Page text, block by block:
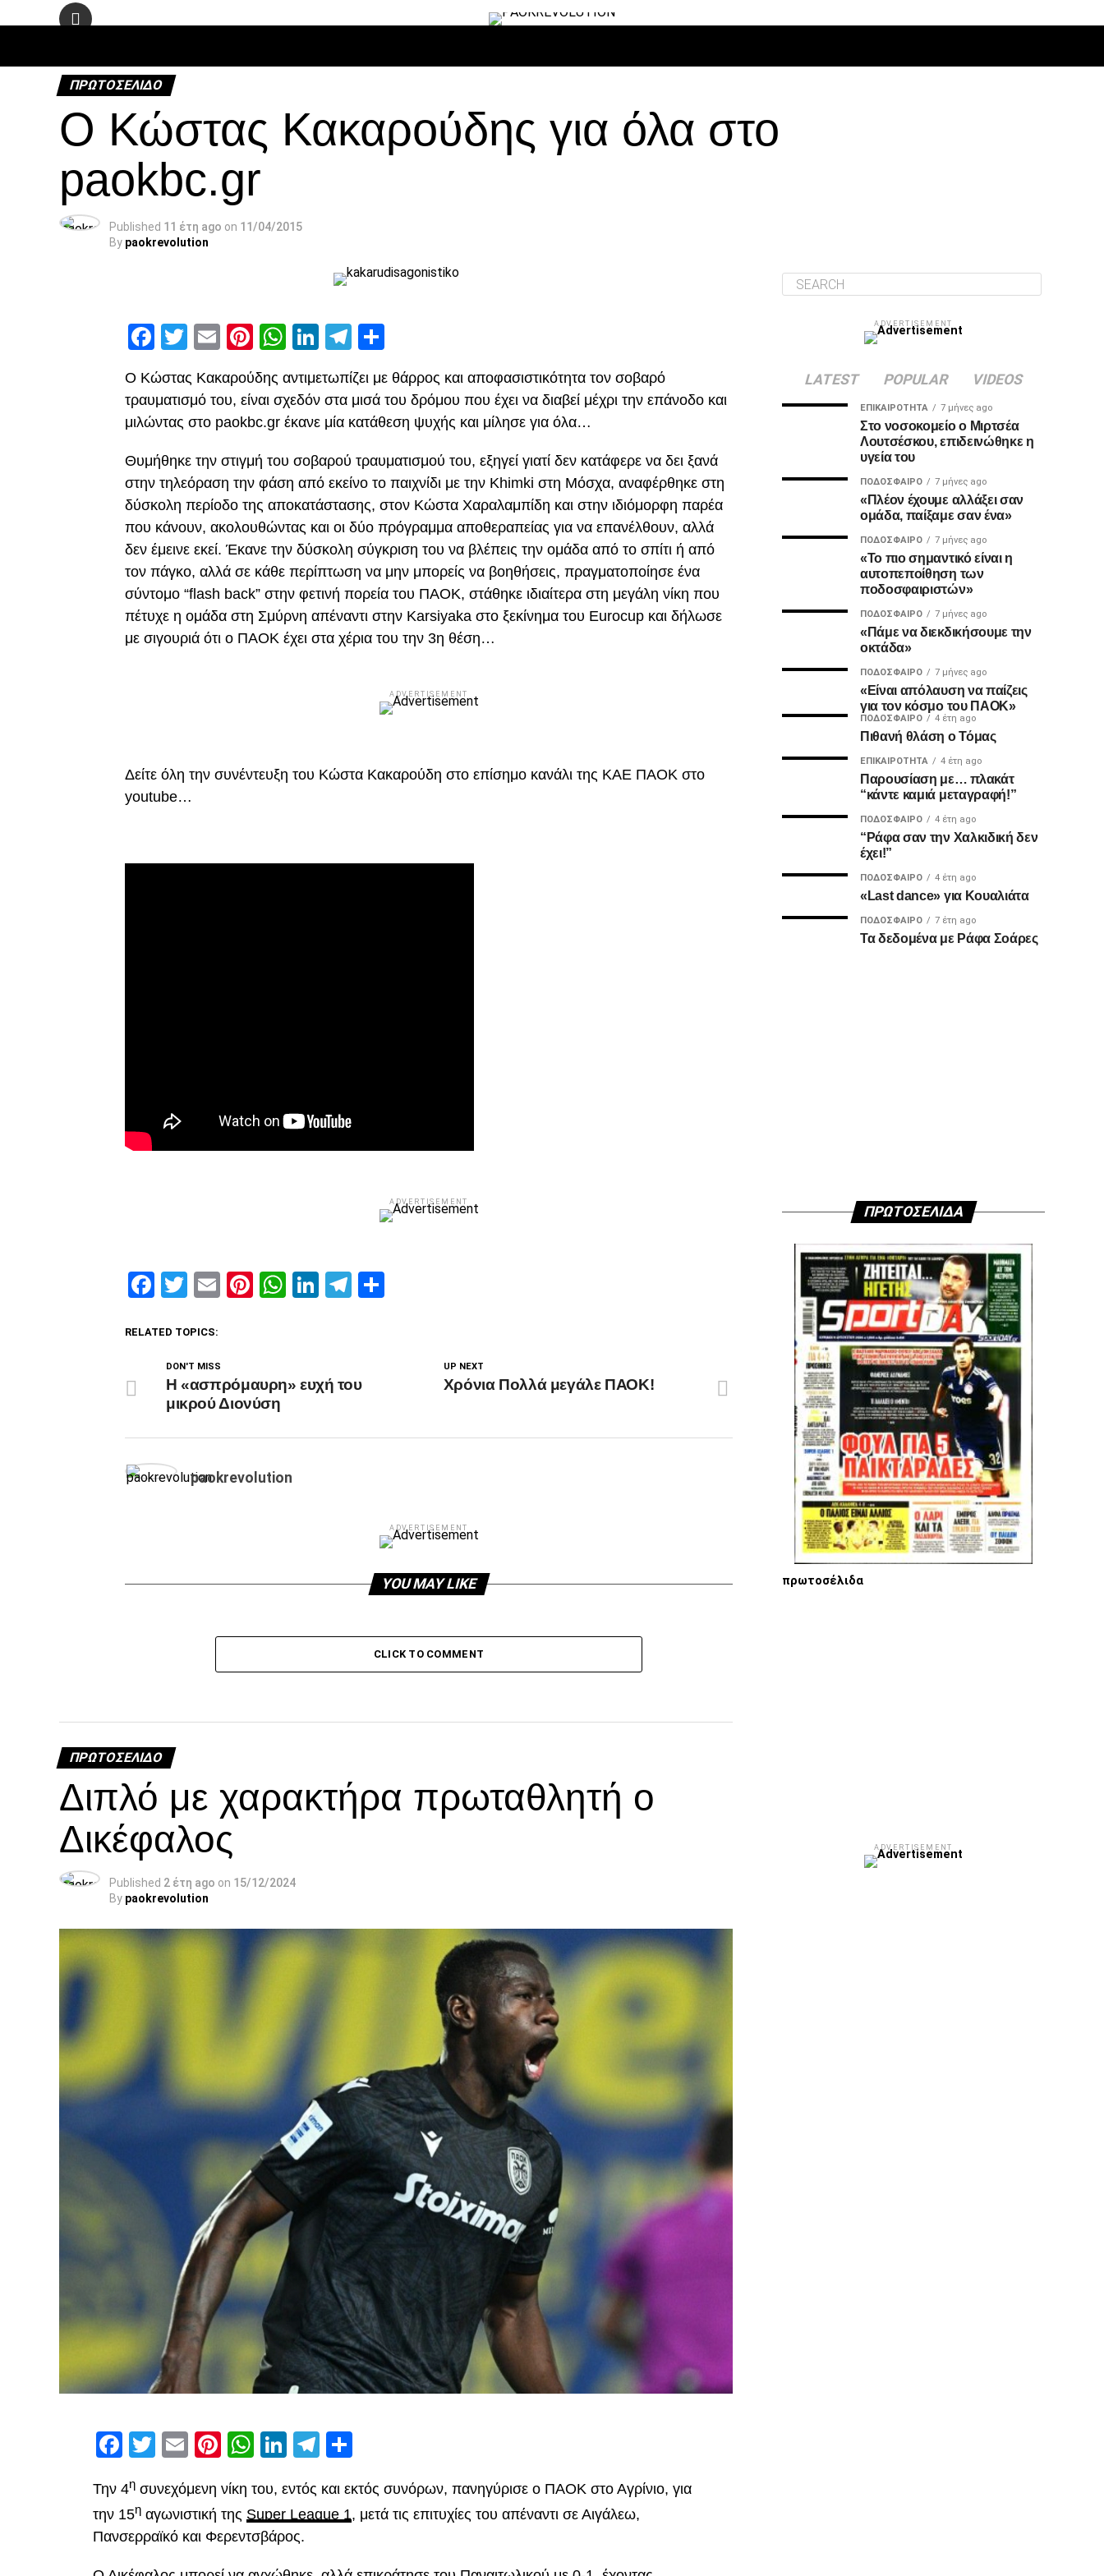
ΠΡΩΤΟΣΈΛΙΔΟ
Ο Κώστας Κακαρούδης για όλα στο
paokbc.gr
Published 11 έτη ago on 11/04/2015
By paokrevolution
Facebook
Twitter
EmailPinterest
WhatsApp
LinkedIn
Telegram
O Κώστας Κακαρούδης αντιμετωπίζει με θάρρος και αποφασιστικότητα τον σοβαρό
τραυματισμό του, είναι σχεδόν στα μισά του δρόμου που έχει να διαβεί μέχρι την επάνοδο και
μιλώντας στο paokbc.gr έκανε μία κατάθεση ψυχής και μίλησε για όλα…
Θυμήθηκε την στιγμή του σοβαρού τραυματισμού του, εξηγεί γιατί δεν κατάφερε να δει ξανά
στην τηλεόραση την φάση από εκείνο το παιχνίδι με την Khimki στη Μόσχα, αναφέρθηκε στη
δύσκολη περίοδο της αποκατάστασης, στον Κώστα Χαραλαμπίδη και στην ιδιόμορφη παρέα
που κάνουν, ακολουθώντας και οι δύο πρόγραμμα αποθεραπείας για να επανέλθουν, αλλά
δεν έμεινε εκεί. Έκανε την δύσκολη σύγκριση του να βλέπεις την ομάδα από το σπίτι ή από
τον πάγκο, αλλά σε κάθε περίπτωση να μην μπορείς να βοηθήσεις, πραγματοποίησε ένα
σύντομο “flash back” στην φετινή πορεία του ΠΑΟΚ, στάθηκε ιδιαίτερα στη μεγάλη νίκη που
πέτυχε η ομάδα στη Σμύρνη απέναντι στην Karsiyaka στο ξεκίνημα του Eurocup και δήλωσε
με σιγουριά ότι ο ΠΑΟΚ έχει στα χέρια του την 3η θέση…
ADVERTISEMENT
Δείτε όλη την συνέντευξη του Κώστα Κακαρούδη στο επίσημο κανάλι της ΚΑΕ ΠΑΟΚ στο
youtube…
ADVERTISEMENT
Facebook
Twitter
EmailPinterest
WhatsApp
LinkedIn
Telegram
RELATED TOPICS:
UP NEXT
Χρόνια Πολλά μεγάλε ΠΑΟΚ!
DON'T MISS
Η «ασπρόμαυρη» ευχή του
μικρού Διονύση
paokrevolution
ADVERTISEMENT
YOU MAY LIKE
CLICK TO COMMENT
ΠΡΩΤΟΣΈΛΙΔΟ
Διπλό με χαρακτήρα πρωταθλητή ο
Δικέφαλος
Published 2 έτη ago on 15/12/2024
By paokrevolution
Facebook
Twitter
EmailPinterest
WhatsApp
LinkedIn
Telegram
Την 4η συνεχόμενη νίκη του, εντός και εκτός συνόρων, πανηγύρισε ο ΠΑΟΚ στο Αγρίνιο, για
την 15η αγωνιστική της Super League 1, μετά τις επιτυχίες του απέναντι σε Αιγάλεω,
Πανσερραϊκό και Φερεντσβάρος.
ADVERTISEMENT
LATEST POPULAR VIDEOS
ΕΠΙΚΑΙΡΌΤΗΤΑ 7 μήνες ago
Στο νοσοκομείο ο Μιρτσέα
Λουτσέσκου, επιδεινώθηκε η
υγεία του
ΠΟΔΌΣΦΑΙΡΟ 7 μήνες ago
«Πλέον έχουμε αλλάξει σαν
ομάδα, παίξαμε σαν ένα»
ΠΟΔΌΣΦΑΙΡΟ 7 μήνες ago
«Το πιο σημαντικό είναι η
αυτοπεποίθηση των
ποδοσφαιριστών»
ΠΟΔΌΣΦΑΙΡΟ 7 μήνες ago
«Πάμε να διεκδικήσουμε την
οκτάδα»
ΠΟΔΌΣΦΑΙΡΟ 7 μήνες ago
«Είναι απόλαυση να παίζεις
για τον κόσμο του ΠΑΟΚ»
ΠΟΔΌΣΦΑΙΡΟ 4 έτη ago
Πιθανή θλάση ο Τόμας
ΕΠΙΚΑΙΡΌΤΗΤΑ 4 έτη ago
Παρουσίαση με… πλακάτ
“κάντε καμιά μεταγραφή!”
ΠΟΔΌΣΦΑΙΡΟ 4 έτη ago
“Ράφα σαν την Χαλκιδική δεν
έχει!”
ΠΟΔΌΣΦΑΙΡΟ 4 έτη ago
«Last dance» για Κουαλιάτα
ΠΟΔΌΣΦΑΙΡΟ 7 έτη ago
Τα δεδομένα με Ράφα Σοάρες
ΠΡΩΤΟΣΕΛΙΔΑ
πρωτοσέλιδα
ADVERTISEMENT